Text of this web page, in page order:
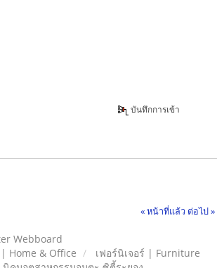
บันทึกการเข้า
« หน้าที่แล้ว ต่อไป »
Webboard
Home & Office
เฟอร์นิเจอร์ | Furniture